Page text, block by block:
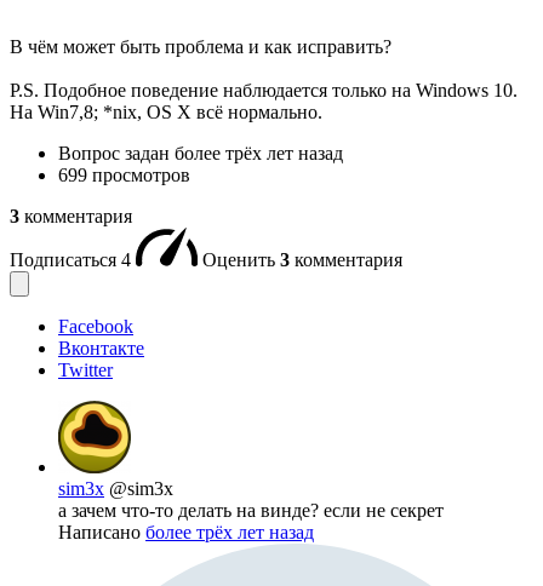
В чём может быть проблема и как исправить?
P.S. Подобное поведение наблюдается только на Windows 10.
На Win7,8; *nix, OS X всё нормально.
Вопрос задан более трёх лет назад
699 просмотров
3 комментария
Подписаться 4 Оценить 3 комментария
Facebook
Вконтакте
Twitter
sim3x @sim3x
а зачем что-то делать на винде? если не секрет
Написано более трёх лет назад